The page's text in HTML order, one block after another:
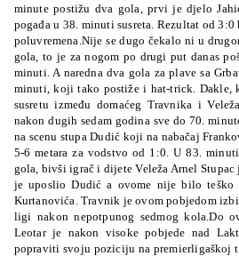
minute postižu dva gola, prvi je djelo
pogađa u 38. minuti susreta. Rezultat od
poluvremena.Nije se dugo čekalo ni u
gola, to je za nogom po drugi put danas
minuti. A naredna dva gola za plave sa
minuti, koji tako postiže i hat-trick. Dakle,
susretu između domaćeg Travnika i
nakon dugih sedam godina sve do 70.
na scenu stupa Dudić koji na nabačaj
5-6 metara za vodstvo od 1:0. U 83.
gola, bivši igrač i dijete Veleža Arnel
je uposlio Dudić a ovome nije bilo teško
Kurtanovića. Travnik je ovom pobjedom
ligi nakon nepotpunog sedmog kola.Do
Leotar je nakon visoke pobjede nad
popraviti svoju poziciju na premierligaškoj